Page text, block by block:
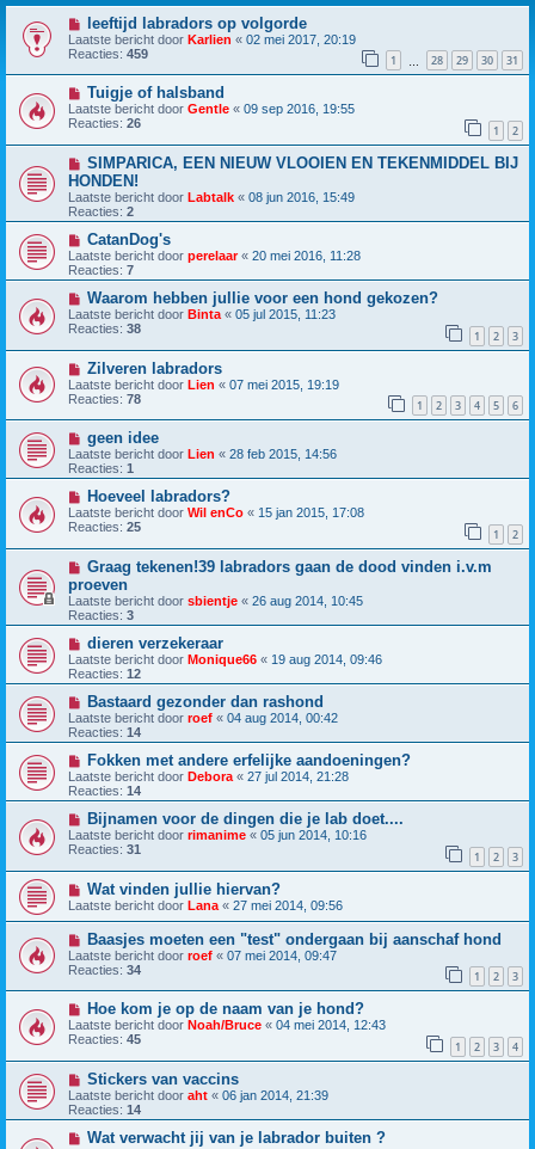
leeftijd labradors op volgorde
Laatste bericht door Karlien « 02 mei 2017, 20:19
Reacties: 459 1 28 29 30 31
Tuigje of halsband
Laatste bericht door Gentle « 09 sep 2016, 19:55
Reacties: 26 1 2
SIMPARICA, EEN NIEUW VLOOIEN EN TEKENMIDDEL BIJ
HONDEN!
Laatste bericht door Labtalk « 08 jun 2016, 15:49
Reacties: 2
CatanDog's
Laatste bericht door perelaar« 20 mei 2016, 11:28
Reacties: 7
Waarom hebben jullie voor een hond gekozen?
Laatste bericht door Binta « 05 jul 2015, 11:23
Reacties: 38 1 2 3
Zilveren labradors
Laatste bericht door Lien « 07 mei 2015, 19:19
Reacties: 78 1 2 3 4 5 6
geen idee
Laatste bericht door Lien « 28 feb 2015, 14:56
Reacties: 1
Hoeveel labradors?
Laatste bericht door Wil enCo « 15 jan 2015, 17:08
Reacties: 25 1 2
Graag tekenen!39 labradors gaan de dood vinden i.v.m
proeven
Laatste bericht door sbientje « 26 aug 2014, 10:45
Reacties: 3
dieren verzekeraar
Laatste bericht door Monique66 « 19 aug 2014, 09:46
Reacties: 12
Bastaard gezonder dan rashond
Laatste bericht door roef « 04 aug 2014, 00:42
Reacties: 14
Fokken met andere erfelijke aandoeningen?
Laatste bericht door Debora « 27 jul 2014, 21:28
Reacties: 14
Bijnamen voor de dingen die je lab doet....
Laatste bericht door rimanime « 05 jun 2014, 10:16
Reacties: 31 1 2 3
Wat vinden jullie hiervan?
Laatste bericht door Lana « 27 mei 2014, 09:56
Baasjes moeten een "test" ondergaan bij aanschaf hond
Laatste bericht door roef « 07 mei 2014, 09:47
Reacties: 34 1 2 3
Hoe kom je op de naam van je hond?
Laatste bericht door Noah/Bruce « 04 mei 2014, 12:43
Reacties: 45 1 2 3 4
Stickers van vaccins
Laatste bericht door aht « 06 jan 2014, 21:39
Reacties: 14
Wat verwacht jij van je labrador buiten ?